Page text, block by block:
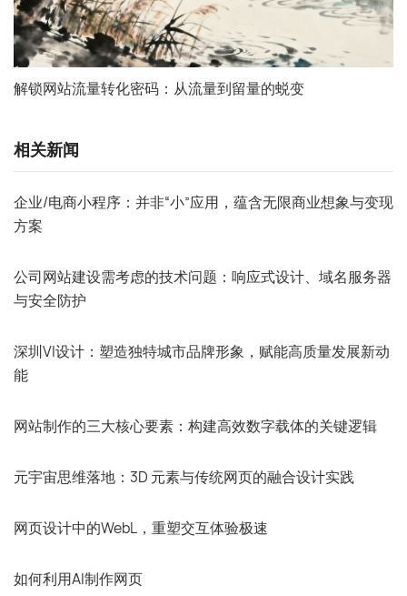
解锁网站流量转化密码：从流量到留量的蜕变
相关新闻
企业/电商小程序：并非“小”应用，蕴含无限商业想象与变现
方案
公司网站建设需考虑的技术问题：响应式设计、域名服务器
与安全防护
深圳VI设计：塑造独特城市品牌形象，赋能高质量发展新动
能
网站制作的三大核心要素：构建高效数字载体的关键逻辑
元宇宙思维落地：3D 元素与传统网页的融合设计实践
网页设计中的WebL，重塑交互体验极速
如何利用AI制作网页